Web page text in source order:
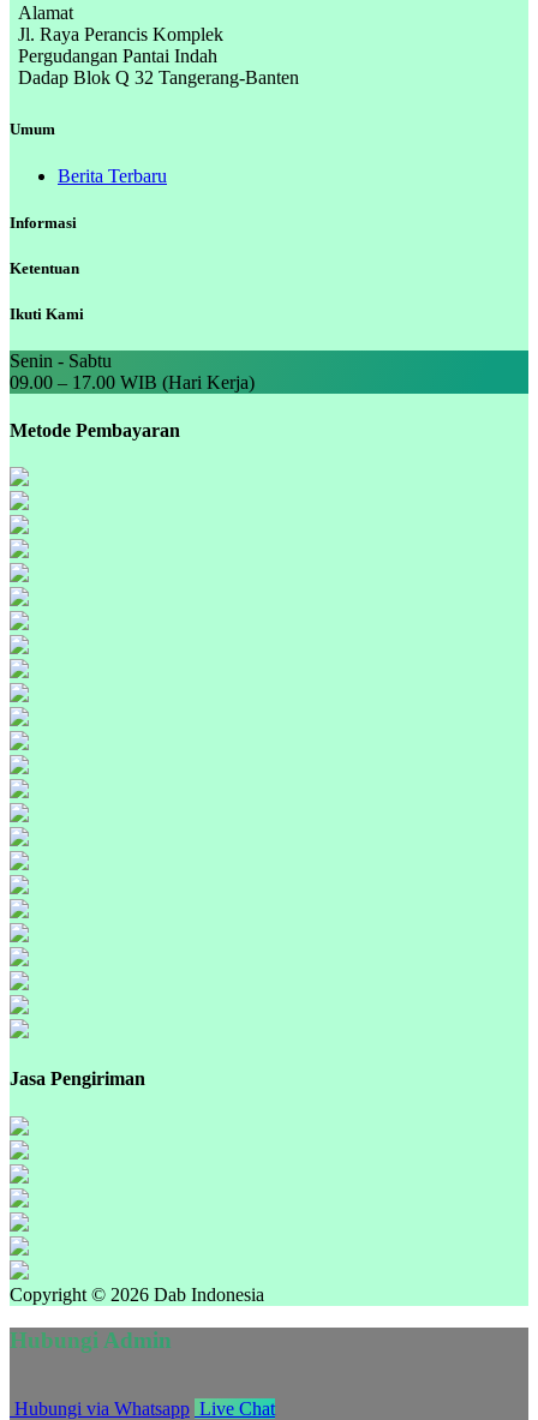
Alamat
Jl. Raya Perancis Komplek
Pergudangan Pantai Indah
Dadap Blok Q 32 Tangerang-Banten
Umum
Berita Terbaru
Informasi
Ketentuan
Ikuti Kami
Senin - Sabtu
09.00 – 17.00 WIB (Hari Kerja)
Metode Pembayaran
Jasa Pengiriman
Copyright © 2026 Dab Indonesia
Hubungi Admin
Hubungi via Whatsapp Live Chat